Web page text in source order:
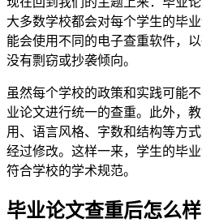
大多数学校都会对每个学生的毕
能会使用不同的电子查重软件，
没有剽窃或抄袭倾向。
虽然每个学校的政策和实践可能
业论文进行统一的查重。此外，
用、语言风格、字数和结构等方
经过修改。这样一来，学生的毕
符合学校的学术规范。
毕业论文查重后怎么样